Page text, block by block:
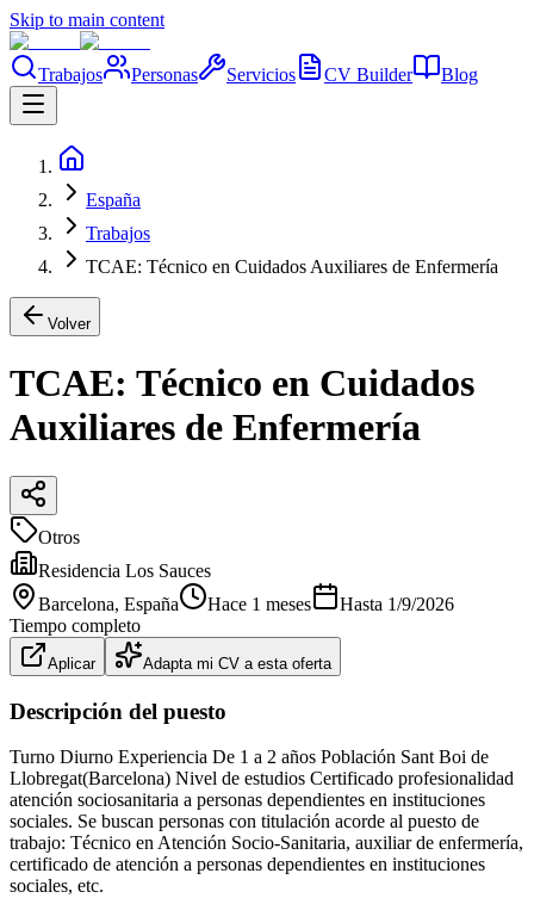
Skip to main content
Trabajos Personas Servicios CV Builder Blog
España
Trabajos
TCAE: Técnico en Cuidados Auxiliares de Enfermería
Volver
TCAE: Técnico en Cuidados
Auxiliares de Enfermería
Otros
Residencia Los Sauces
Barcelona, España Hace 1 meses Hasta 1/9/2026
Tiempo completo
Aplicar Adapta mi CV a esta oferta
Descripción del puesto
Turno Diurno Experiencia De 1 a 2 años Población Sant Boi de
Llobregat(Barcelona) Nivel de estudios Certificado profesionalidad
atención sociosanitaria a personas dependientes en instituciones
sociales. Se buscan personas con titulación acorde al puesto de
trabajo: Técnico en Atención Socio-Sanitaria, auxiliar de enfermería,
certificado de atención a personas dependientes en instituciones
sociales, etc.